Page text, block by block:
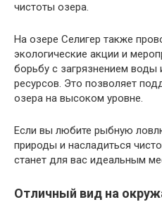
чистоты озера.
На озере Селигер также
экологические акции и
борьбу с загрязнением воды
ресурсов. Это позволяет
озера на высоком уровне.
Если вы любите рыбную
природы и насладиться
станет для вас идеальным
Отличный вид на